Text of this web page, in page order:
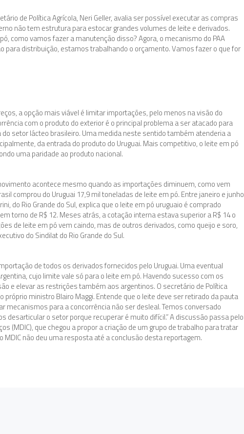
de Política Agrícola, Neri Geller, avalia ser possível executar as compras
não tem estrutura para estocar grandes volumes de leite e derivados.
como vamos fazer a manutenção disso? Agora, o mecanismo do PAA
para distribuição, estamos trabalhando o orçamento. Vamos fazer o que for
a opção mais viável é limitar importações, pelo menos na visão do
com o produto do exterior é o principal problema a ser atacado para
setor lácteo brasileiro. Uma medida neste sentido também atenderia a
da entrada do produto do Uruguai. Mais competitivo, o leite em pó
uma paridade ao produto nacional.
acontece mesmo quando as importações diminuem, como vem
comprou do Uruguai 17,9 mil toneladas de leite em pó. Entre janeiro e junho
do Rio Grande do Sul, explica que o leite em pó uruguaio é comprado
torno de R$ 12. Meses atrás, a cotação interna estava superior a R$ 14 o
de leite em pó vem caindo, mas de outros derivados, como queijo e soro,
do Sindilat do Rio Grande do Sul.
de todos os derivados fornecidos pelo Uruguai. Uma eventual
cujo limite vale só para o leite em pó. Havendo sucesso com os
e elevar as restrições também aos argentinos. O secretário de Política
próprio ministro Blairo Maggi. Entende que o leite deve ser retirado da pauta
mecanismos para a concorrência não ser desleal. Temos conversado
desarticular o setor porque recuperar é muito difícil.” A discussão passa pelo
(MDIC), que chegou a propor a criação de um grupo de trabalho para tratar
MDIC não deu uma resposta até a conclusão desta reportagem.